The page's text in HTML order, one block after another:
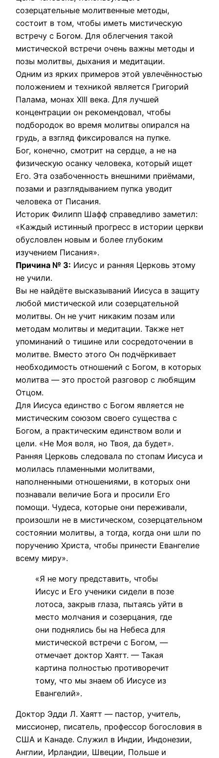
созерцательные молитвенные методы,
состоит в том, чтобы иметь мистическую
встречу с Богом. Для облегчения такой
мистической встречи очень важны методы и
позы молитвы, дыхания и медитации.
Одним из ярких примеров этой увлечённостью
положением и техникой является Григорий
Палама, монах XIII века. Для лучшей
концентрации он рекомендовал, чтобы
подбородок во время молитвы опирался на
грудь, а взгляд фиксировался на пупке.
Бог, конечно, смотрит на сердце, а не на
физическую осанку человека, который ищет
Его. Эта озабоченность внешними приёмами,
позами и разглядыванием пупка уводит
человека от Писания.
Историк Филипп Шафф справедливо заметил:
«Каждый истинный прогресс в истории церкви
обусловлен новым и более глубоким
изучением Писания».
Причина № 3: Иисус и ранняя Церковь этому
не учили.
Вы не найдёте высказываний Иисуса в защиту
любой мистической или созерцательной
молитвы. Он не учит никаким позам или
методам молитвы и медитации. Также нет
упоминаний о тишине или сосредоточении в
молитве. Вместо этого Он подчёркивает
необходимость отношений с Богом, в которых
молитва — это простой разговор с любящим
Отцом.
Для Иисуса единство с Богом является не
мистическим союзом своего существа с
Богом, а практическим единством воли и
цели. «Не Моя воля, но Твоя, да будет».
Ранняя Церковь следовала по стопам Иисуса и
молилась пламенными молитвами,
наполненными отношениями, в которых они
познавали величие Бога и просили Его
помощи. Чудеса, которые они переживали,
произошли не в мистическом, созерцательном
состоянии молитвы, а тогда, когда они шли по
поручению Христа, чтобы принести Евангелие
всему миру».
«Я не могу представить, чтобы
Иисус и Его ученики сидели в позе
лотоса, закрыв глаза, пытаясь уйти в
место молчания и созерцания, где
они поднялись бы на Небеса для
мистической встречи с Богом, —
отмечает доктор Хаятт. — Такая
картина полностью противоречит
тому, что мы знаем об Иисусе из
Евангелий».
Доктор Эдди Л. Хаятт — пастор, учитель,
миссионер, писатель, профессор богословия в
США и Канаде. Служил в Индии, Индонезии,
Англии, Ирландии, Швеции, Польше и